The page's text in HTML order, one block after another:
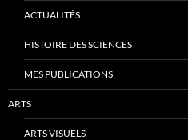
ACTUALITÉS
HISTOIRE DES SCIENCES
MES PUBLICATIONS
ARTS
ARTS VISUELS